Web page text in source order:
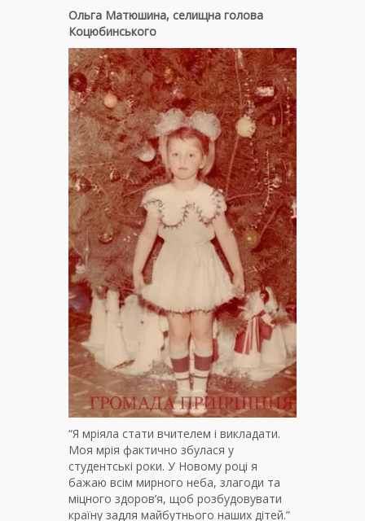
Ольга Матюшина, селищна голова
Коцюбинського
“Я мріяла стати вчителем і викладати.
Моя мрія фактично збулася у
студентські роки. У Новому році я
бажаю всім мирного неба, злагоди та
міцного здоров’я, щоб розбудовувати
країну задля майбутнього наших дітей.”